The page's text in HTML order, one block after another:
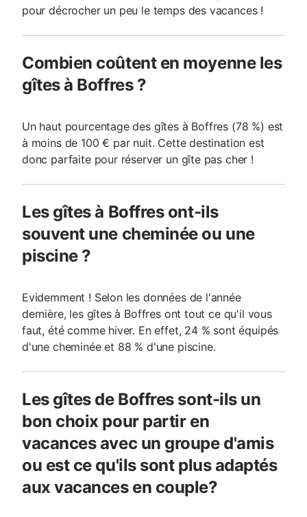
pour décrocher un peu le temps des vacances !
Combien coûtent en moyenne les
gîtes à Boffres ?
Un haut pourcentage des gîtes à Boffres (78 %) est
à moins de 100 € par nuit. Cette destination est
donc parfaite pour réserver un gîte pas cher !
Les gîtes à Boffres ont-ils
souvent une cheminée ou une
piscine ?
Evidemment ! Selon les données de l'année
dernière, les gîtes à Boffres ont tout ce qu'il vous
faut, été comme hiver. En effet, 24 % sont équipés
d'une cheminée et 88 % d'une piscine.
Les gîtes de Boffres sont-ils un
bon choix pour partir en
vacances avec un groupe d'amis
ou est ce qu'ils sont plus adaptés
aux vacances en couple?